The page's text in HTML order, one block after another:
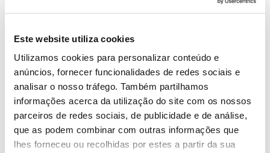
Este website utiliza cookies
Utilizamos cookies para personalizar conteúdo e
anúncios, fornecer funcionalidades de redes sociais e
analisar o nosso tráfego. Também partilhamos
informações acerca da utilização do site com os nossos
parceiros de redes sociais, de publicidade e de análise,
que as podem combinar com outras informações que
lhes forneceu ou recolhidas por estes a partir da sua
geodiversidade, a paisagem, a biodiversidade e a
território. A caminhada começa às 08h30, com
Zonas Costeiras, em Porto Novo.
Saber mais
13.07.2026